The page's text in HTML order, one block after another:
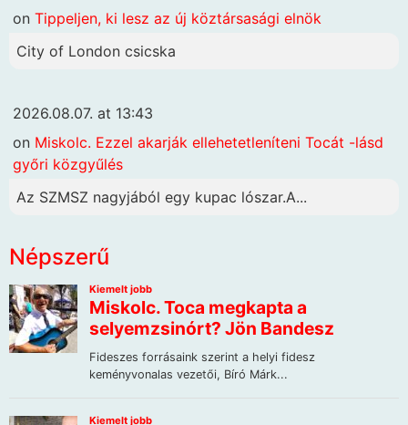
on Tippeljen, ki lesz az új köztársasági elnök
City of London csicska
2026.08.07. at 13:43
on Miskolc. Ezzel akarják ellehetetleníteni Tocát -lásd
győri közgyűlés
Az SZMSZ nagyjából egy kupac lószar.A...
Népszerű